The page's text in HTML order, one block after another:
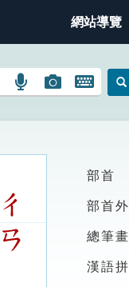
網站導覽
語
搜
圖
圖
搜
開
鍵
示
ㄔ
ㄢ
部首
部首
總筆畫
漢語